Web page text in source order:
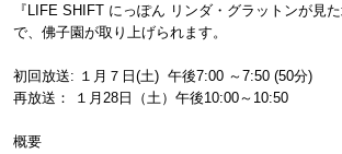
『LIFE SHIFT にっぽん リンダ・グラットンが見
で、佛子園が取り上げられます。
初回放送: １月７日(土) 午後7:00 ～7:50 (50分)
再放送： １月28日（土）午後10:00～10:50
概要